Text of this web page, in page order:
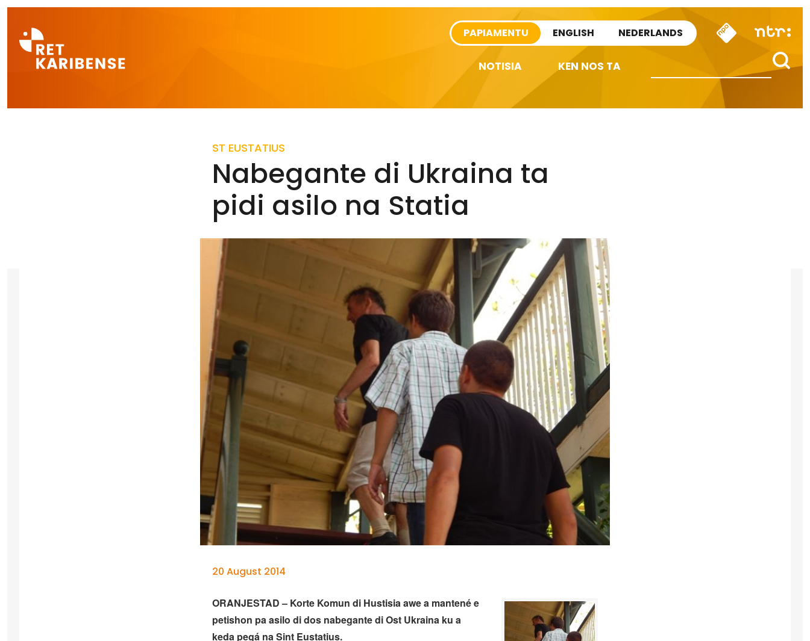
PAPIAMENTU ENGLISH NEDERLANDS
NOTISIA KEN NOS TA
ST EUSTATIUS
Nabegante di Ukraina ta
pidi asilo na Statia
20 August 2014
ORANJESTAD – Korte Komun di Hustisia awe a mantené e
petishon pa asilo di dos nabegante di Ost Ukraina ku a
keda pegá na Sint Eustatius.